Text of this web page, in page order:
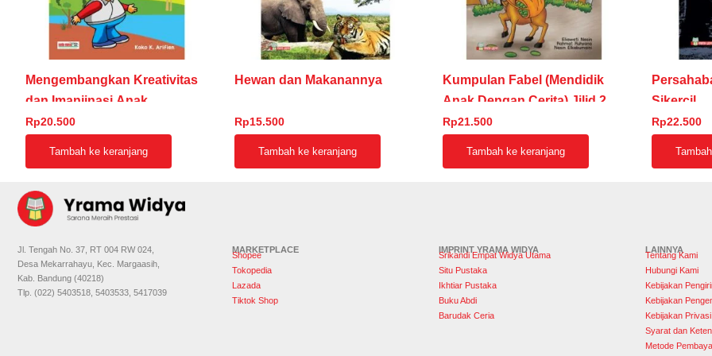
Mengembangkan Kreativitas
dan Imanjinasi Anak
Rp20.500
Tambah ke keranjang
Hewan dan Makanannya
Rp15.500
Tambah ke keranjang
Kumpulan Fabel (Mendidik
Anak Dengan Cerita) Jilid 2
Rp21.500
Tambah ke keranjang
Sikercil
Rp22.500
Jl. Tengah No. 37, RT 004 RW 024,
Desa Mekarrahayu, Kec. Margaasih,
Kab. Bandung (40218)
Tlp. (022) 5403518, 5403533, 5417039
MARKETPLACE
Shopee
Tokopedia
Lazada
Tiktok Shop
IMPRINT YRAMA WIDYA
Srikandi Empat Widya Utama
Situ Pustaka
Ikhtiar Pustaka
Buku Abdi
Barudak Ceria
LAINNYA
Tentang Kami
Hubungi Kami
Kebijakan
Kebijakan
Kebijakan Privasi
Syarat dan
Metode